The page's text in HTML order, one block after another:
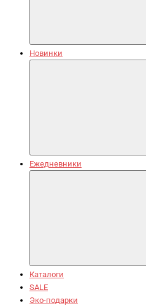
Новинки
Ежедневники
Каталоги
SALE
Эко-подарки